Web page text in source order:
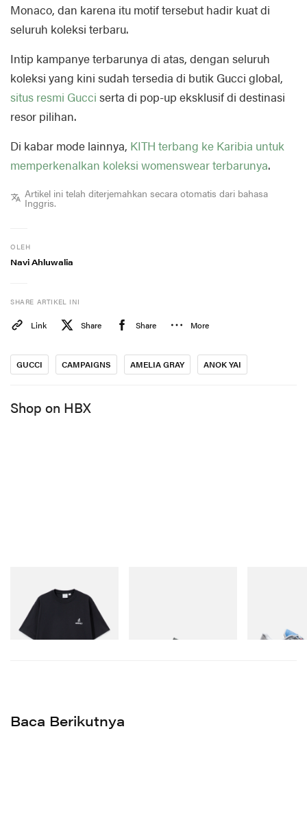
Monaco, dan karena itu motif tersebut hadir kuat di
seluruh koleksi terbaru.
Intip kampanye terbarunya di atas, dengan seluruh
koleksi yang kini sudah tersedia di butik Gucci global,
situs resmi Gucci serta di pop-up eksklusif di destinasi
resor pilihan.
Di kabar mode lainnya, KITH terbang ke Karibia untuk
memperkenalkan koleksi womenswear terbarunya.
Artikel ini telah diterjemahkan secara otomatis dari bahasa
Inggris.
OLEH
Navi Ahluwalia
SHARE ARTIKEL INI
Link Share Share More
GUCCI CAMPAIGNS AMELIA GRAY ANOK YAI
Shop on HBX
One Point Logo Tee
Beli Sekarang
Baca Berikutnya